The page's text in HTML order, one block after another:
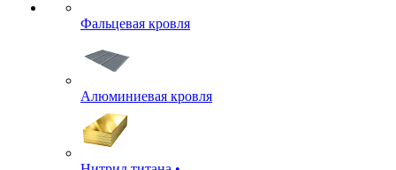
Фальцевая кровля
Алюминиевая кровля